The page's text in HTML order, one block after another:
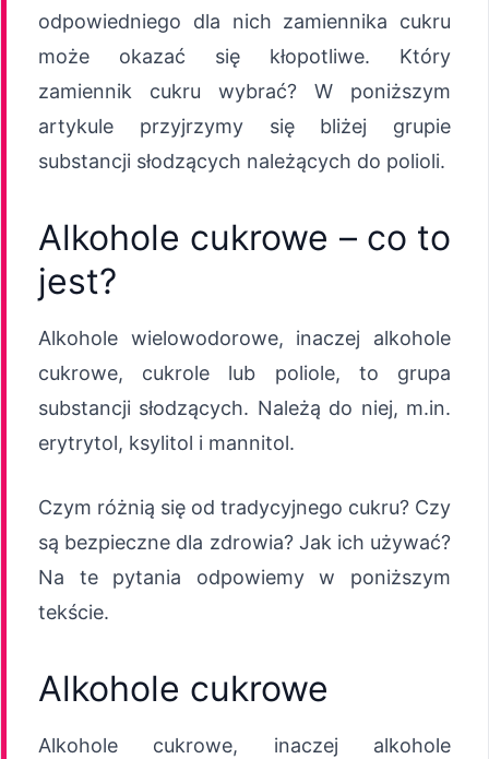
odpowiedniego dla nich zamiennika cukru
może okazać się kłopotliwe. Który
zamiennik cukru wybrać? W poniższym
artykule przyjrzymy się bliżej grupie
substancji słodzących należących do polioli.
Alkohole cukrowe – co to
jest?
Alkohole wielowodorowe, inaczej alkohole
cukrowe, cukrole lub poliole, to grupa
substancji słodzących. Należą do niej, m.in.
erytrytol, ksylitol i mannitol.
Czym różnią się od tradycyjnego cukru? Czy
są bezpieczne dla zdrowia? Jak ich używać?
Na te pytania odpowiemy w poniższym
tekście.
Alkohole cukrowe
Alkohole cukrowe, inaczej alkohole